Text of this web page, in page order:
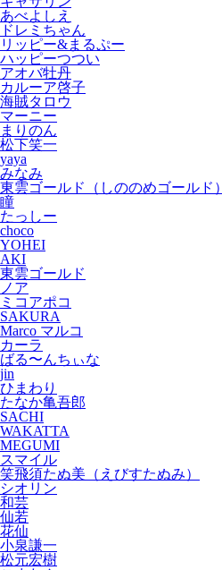
あべよしえ
ドレミちゃん
リッピー&まるぷー
ハッピーつつい
アオバ牡丹
カルーア啓子
海賊タロウ
マーニー
まりのん
松下笑一
yaya
みなみ
東雲ゴールド（しののめゴールド）
瞳
たっしー
choco
YOHEI
AKI
東雲ゴールド
ノア
ミコアポコ
SAKURA
Marco マルコ
カーラ
ばる〜んちぃな
jin
ひまわり
たなか亀吾郎
SACHI
WAKATTA
MEGUMI
スマイル
笑飛須たぬ美（えびすたぬみ）
シオリン
和芸
仙若
花仙
小泉謙一
松元宏樹